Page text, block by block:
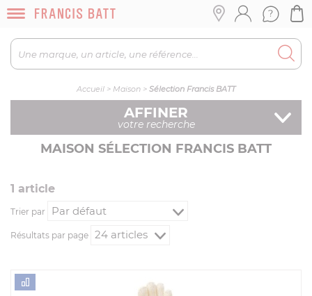
Accueil > Maison > Sélection Francis BATT
AFFINER
votre recherche
MAISON SÉLECTION FRANCIS BATT
1 article
Trier par
Résultats par page